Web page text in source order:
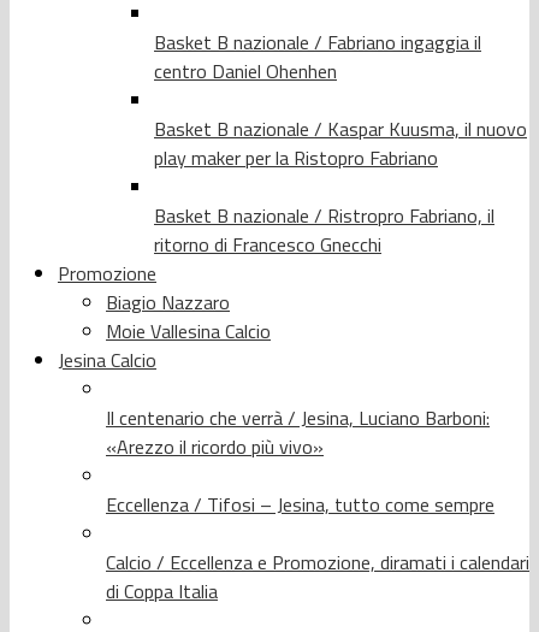
Basket B nazionale / Fabriano ingaggia il
centro Daniel Ohenhen
Basket B nazionale / Kaspar Kuusma, il nuovo
play maker per la Ristopro Fabriano
Basket B nazionale / Ristropro Fabriano, il
ritorno di Francesco Gnecchi
Promozione
Biagio Nazzaro
Moie Vallesina Calcio
Jesina Calcio
Il centenario che verrà / Jesina, Luciano Barboni:
«Arezzo il ricordo più vivo»
Eccellenza / Tifosi – Jesina, tutto come sempre
Calcio / Eccellenza e Promozione, diramati i calendari
di Coppa Italia